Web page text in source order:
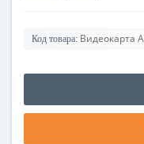
Код товара: Видеокарта